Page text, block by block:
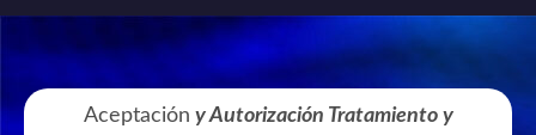
Aceptación y Autorización Tratamiento y